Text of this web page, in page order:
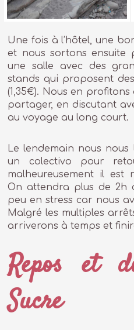
Une fois à l’hôtel, une
et nous sortons ensuite
une salle avec des
stands qui proposent
(1,35€). Nous en
partager, en discutant
au voyage au long court.
Le lendemain nous
un colectivo pour
malheureusement il
On attendra plus de 2h
peu en stress car nous
Malgré les multiples
arriverons à temps et
Repos et
Sucre